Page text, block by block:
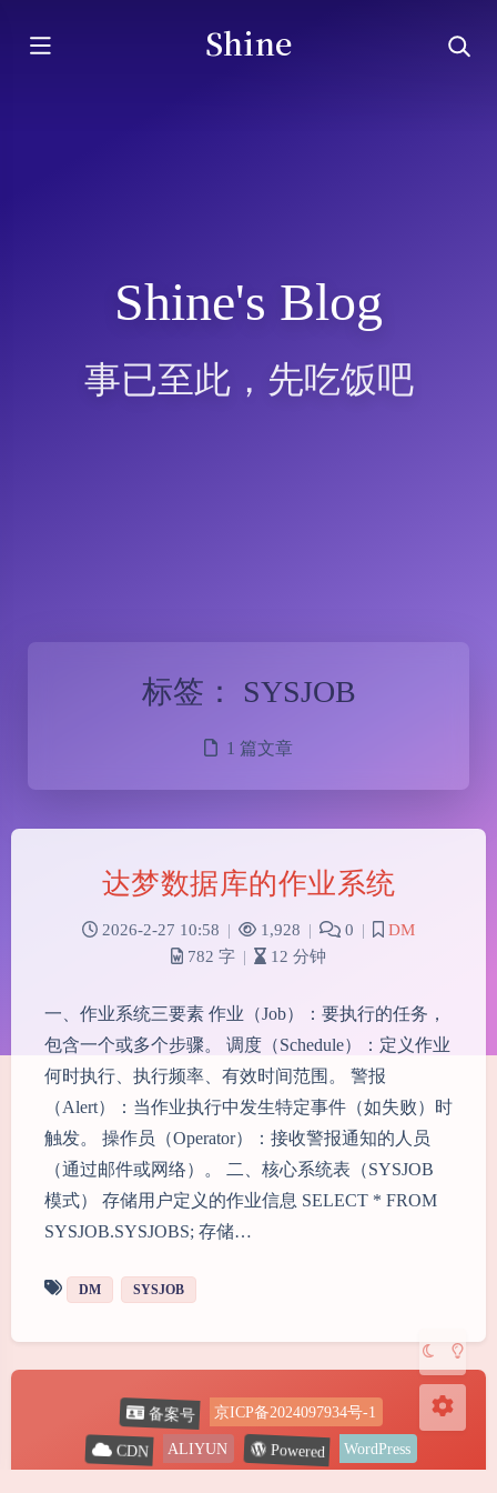
Shine
Shine's Blog
事已至此，先吃饭吧
夜间模式
Sans Serif Serif
标签： SYSJOB
1 篇文章
达梦数据库的作业系统
2026-2-27 10:58 | 1,928 | 0 |
DM
782 字 | 12 分钟
一、作业系统三要素 作业（Job）：要执行的任务，
包含一个或多个步骤。 调度（Schedule）：定义作业
何时执行、执行频率、有效时间范围。 警报
（Alert）：当作业执行中发生特定事件（如失败）时
触发。 操作员（Operator）：接收警报通知的人员
（通过邮件或网络）。 二、核心系统表（SYSJOB
模式） 存储用户定义的作业信息 SELECT * FROM
SYSJOB.SYSJOBS; 存储…
DM SYSJOB
备案号 京ICP备2024097934号-1
CDN ALIYUN Powered WordPress